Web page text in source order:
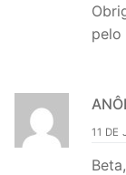
pelo
11 DE
Beta,